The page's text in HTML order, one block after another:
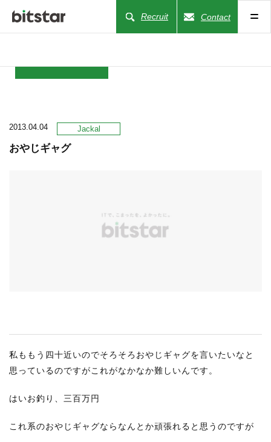
Recruit Contact
COMPANY
CONTACT US
プライバシーポリシー
2013.04.04 Jackal
おやじギャグ
私ももう四十近いのでそろそろおやじギャグを言いたいなと
思っているのですがこれがなかなか難しいんです。
はいお釣り、三百万円
これ系のおやじギャグならなんとか頑張れると思うのですが